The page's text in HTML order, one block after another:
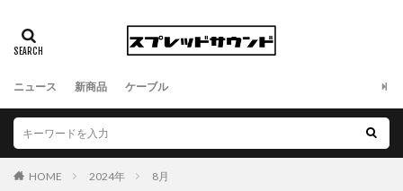
ニュース 新商品 ケーブル
HOME 2024年 8月